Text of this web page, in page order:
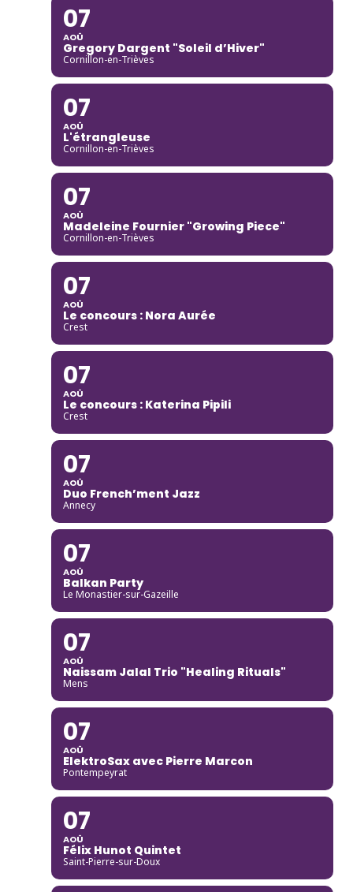
07
AOÛ
Gregory Dargent "Soleil d’Hiver"
Cornillon-en-Trièves
07
AOÛ
L'étrangleuse
Cornillon-en-Trièves
07
AOÛ
Madeleine Fournier "Growing Piece"
Cornillon-en-Trièves
07
AOÛ
Le concours : Nora Aurée
Crest
07
AOÛ
Le concours : Katerina Pipili
Crest
07
AOÛ
Duo French’ment Jazz
Annecy
07
AOÛ
Balkan Party
Le Monastier-sur-Gazeille
07
AOÛ
Naissam Jalal Trio "Healing Rituals"
Mens
07
AOÛ
ElektroSax avec Pierre Marcon
Pontempeyrat
07
AOÛ
Félix Hunot Quintet
Saint-Pierre-sur-Doux